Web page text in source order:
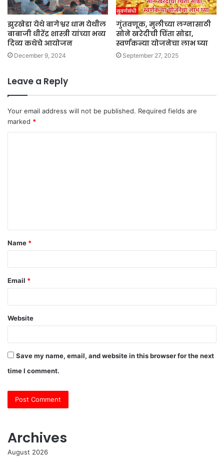
झुरखेडा येथे बागेश्वर धाम येथील
बाबाजी धीरेंद्र शास्त्री यांच्या भव्य
दिव्य कथेचे आयोजन
December 9, 2024
गुंतवणूक, मुलीच्या लग्नासाठी
सोने खरेदीची चिंता सोडा,
स्वर्णकन्या योजनेचा लाभ घ्या
September 27, 2025
Leave a Reply
Your email address will not be published. Required fields are
marked *
t
*
Name *
Email *
Website
Save my name, email, and website in this browser for the next
time I comment.
Archives
August 2026